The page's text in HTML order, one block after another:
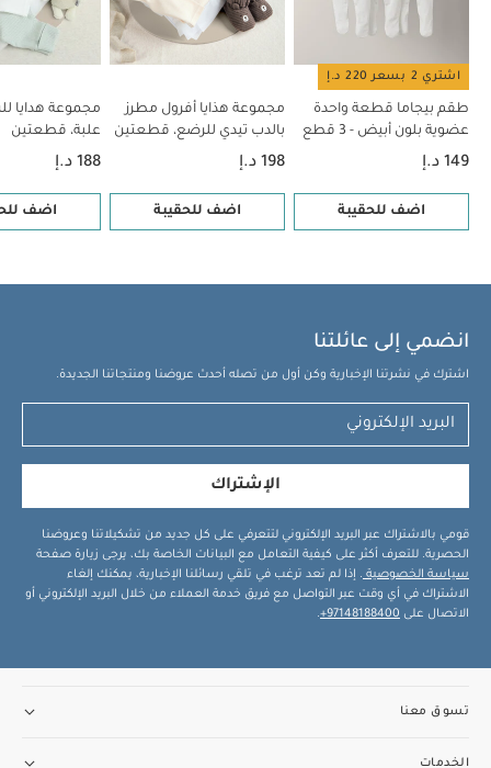
اشتري 2 بسعر 220 د.إ
طقم بيجاما قطعة واحدة
عضوية بلون أبيض - 3 قطع
149 د.إ
اضف للحقيبة
مجموعة هذايا أفرول مطرز
بالدب تيدي للرضع، قطعتين
198 د.إ
اضف للحقيبة
مجموعة هدايا
علبة، قطعتين
188 د.إ
اضف
انضمي إلى عائلتنا
اشترك في نشرتنا الإخبارية وكن أول من تصله أحدث عروضنا ومنتجاتنا الجديدة.
الإشتراك
قومي بالاشتراك عبر البريد الإلكتروني لتتعرفي على كل جديد من تشكيلاتنا وعروضنا
الحصرية. للتعرف أكثر على كيفية التعامل مع البيانات الخاصة بك، يرجى زيارة صفحة
سياسة الخصوصية . إذا لم تعد ترغب في تلقي رسائلنا الإخبارية، يمكنك إلغاء
الاشتراك في أي وقت عبر التواصل مع فريق خدمة العملاء من خلال البريد الإلكتروني أو
الاتصال على 97148188400+
.
تسوق معنا
الخدمات